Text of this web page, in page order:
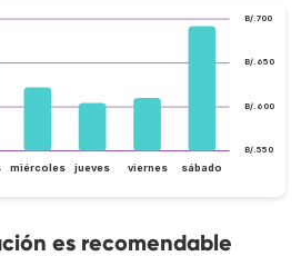
B/.550
B/.600
B/.650
B/.700
miércoles jueves viernes sábado
es recomendable